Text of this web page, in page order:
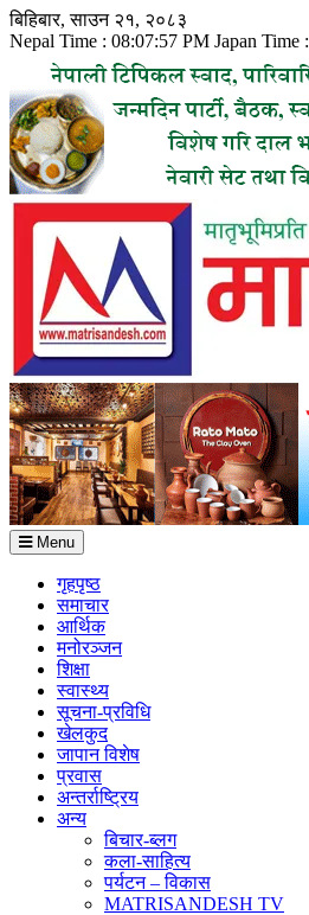
Skip
to
content
बिहिबार, साउन २१, २०८३
Nepal Time : 08:07:58 PM Japan Time :
Menu
गृहपृष्ठ
समाचार
आर्थिक
मनोरञ्जन
शिक्षा
स्वास्थ्य
सूचना-प्रविधि
खेलकुद
जापान विशेष
प्रवास
अन्तर्राष्ट्रिय
अन्य
बिचार-ब्लग
कला-साहित्य
पर्यटन – विकास
MATRISANDESH TV